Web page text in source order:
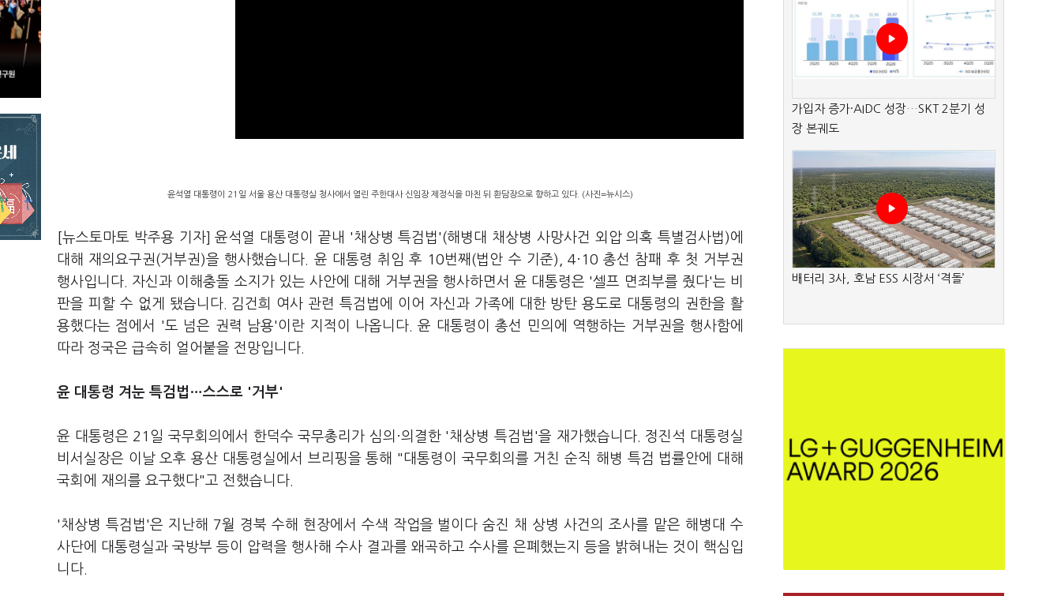
윤석열 대통령이 21일 서울 용산 대통령실 청사에서 열린 주한대사 신임장 제정식을 마친 뒤 환담장으로 향하고 있다. (사진=뉴시스)
[뉴스토마토 박주용 기자] 윤석열 대통령이 끝내 '채상병 특검법'(해병대 채상병 사망사건 외압 의혹 특별검사법)에
대해 재의요구권(거부권)을 행사했습니다. 윤 대통령 취임 후 10번째(법안 수 기준), 4·10 총선 참패 후 첫 거부권
행사입니다. 자신과 이해충돌 소지가 있는 사안에 대해 거부권을 행사하면서 윤 대통령은 '셀프 면죄부를 줬다'는 비
판을 피할 수 없게 됐습니다. 김건희 여사 관련 특검법에 이어 자신과 가족에 대한 방탄 용도로 대통령의 권한을 활
용했다는 점에서 '도 넘은 권력 남용'이란 지적이 나옵니다. 윤 대통령이 총선 민의에 역행하는 거부권을 행사함에
따라 정국은 급속히 얼어붙을 전망입니다.
윤 대통령 겨눈 특검법…스스로 '거부'
윤 대통령은 21일 국무회의에서 한덕수 국무총리가 심의·의결한 '채상병 특검법'을 재가했습니다. 정진석 대통령실
비서실장은 이날 오후 용산 대통령실에서 브리핑을 통해 "대통령이 국무회의를 거친 순직 해병 특검 법률안에 대해
국회에 재의를 요구했다"고 전했습니다.
'채상병 특검법'은 지난해 7월 경북 수해 현장에서 수색 작업을 벌이다 숨진 채 상병 사건의 조사를 맡은 해병대 수
사단에 대통령실과 국방부 등이 압력을 행사해 수사 결과를 왜곡하고 수사를 은폐했는지 등을 밝혀내는 것이 핵심입
니다.
가입자 증가·AIDC 성장…SKT 2분기 성
장 본궤도
배터리 3사, 호남 ESS 시장서 ‘격돌’